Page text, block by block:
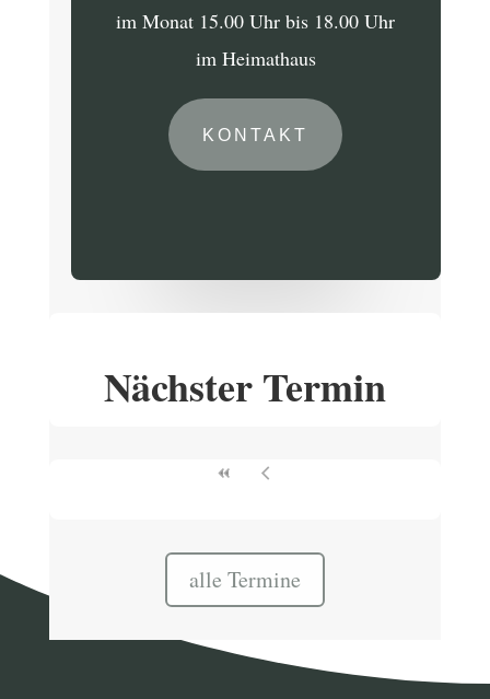
im Monat 15.00 Uhr bis 18.00 Uhr
im Heimathaus
KONTAKT
Nächster Termin
alle Termine